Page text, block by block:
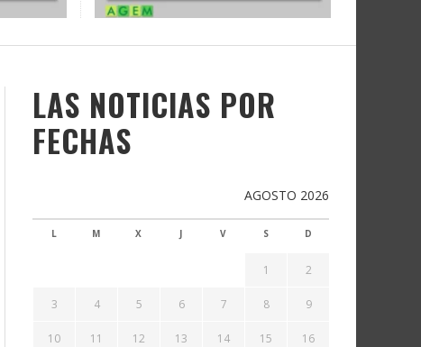
LAS NOTICIAS POR
FECHAS
AGOSTO 2026
L M X J V S D
1 2
3 4 5 6 7 8 9
10 11 12 13 14 15 16